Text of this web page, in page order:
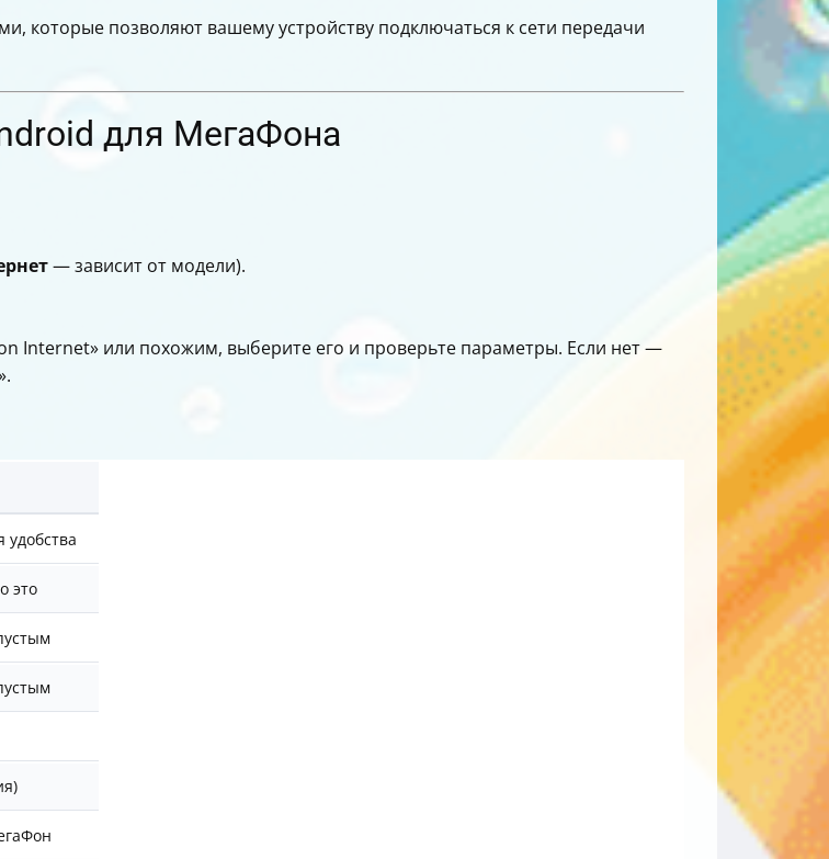
которые позволяют вашему устройству подключаться к сети передачи
для МегаФона
— зависит от модели).
Internet» или похожим, выберите его и проверьте параметры. Если нет —
это